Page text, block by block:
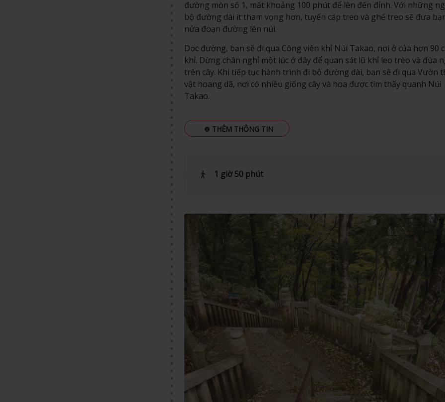
đường mòn số 1, mất khoảng 100 phút để lên đến đỉnh. Với những
bộ đường dài ít tham vọng hơn, tuyến cáp treo và ghế treo sẽ đưa
nửa đoạn đường lên núi.
Dọc đường, bạn sẽ đi qua Công viên khỉ Núi Takao, nơi ở của hơn 90
khỉ. Dừng chân nghỉ một lúc ở đây để quan sát lũ khỉ leo trèo và đùa
trên cây. Khi tiếp tục hành trình đi bộ đường dài, bạn sẽ đi qua Vườn
vật hoang dã, nơi có nhiều giống cây và hoa được tìm thấy quanh Núi
Takao.
THÊM THÔNG TIN
1 giờ 50 phút